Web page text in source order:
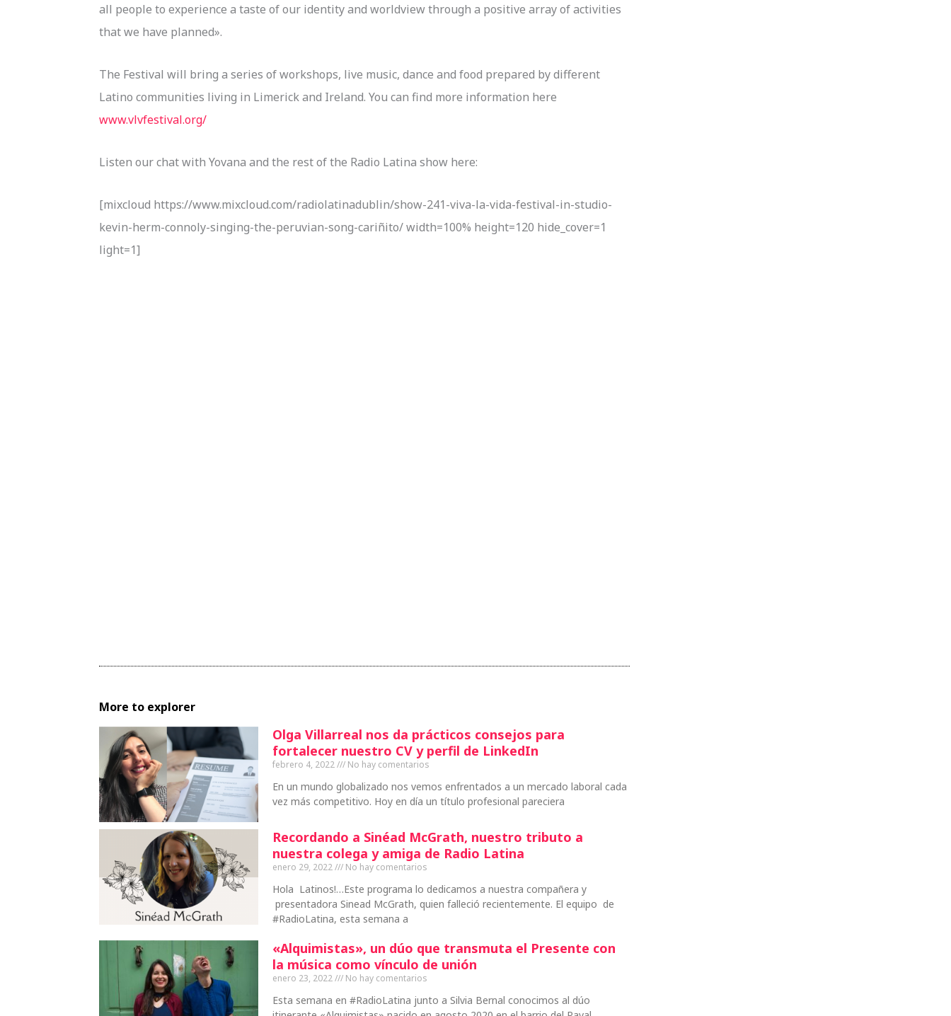
all people to experience a taste of our identity and worldview through a positive array of activities
that we have planned».
The Festival will bring a series of workshops, live music, dance and food prepared by different
Latino communities living in Limerick and Ireland. You can find more information here
www.vlvfestival.org/
Listen our chat with Yovana and the rest of the Radio Latina show here:
[mixcloud https://www.mixcloud.com/radiolatinadublin/show-241-viva-la-vida-festival-in-studio-
kevin-herm-connoly-singing-the-peruvian-song-cariñito/ width=100% height=120 hide_cover=1
light=1]
More to explorer
Olga Villarreal nos da prácticos consejos para
fortalecer nuestro CV y perfil de LinkedIn
febrero 4, 2022 No hay comentarios
En un mundo globalizado nos vemos enfrentados a un mercado laboral cada
vez más competitivo. Hoy en día un título profesional pareciera
Recordando a Sinéad McGrath, nuestro tributo a
nuestra colega y amiga de Radio Latina
enero 29, 2022 No hay comentarios
Hola Latinos!…Este programa lo dedicamos a nuestra compañera y
presentadora Sinead McGrath, quien falleció recientemente. El equipo de
#RadioLatina, esta semana a
«Alquimistas», un dúo que transmuta el Presente con
la música como vínculo de unión
enero 23, 2022 No hay comentarios
Esta semana en #RadioLatina junto a Silvia Bernal conocimos al dúo